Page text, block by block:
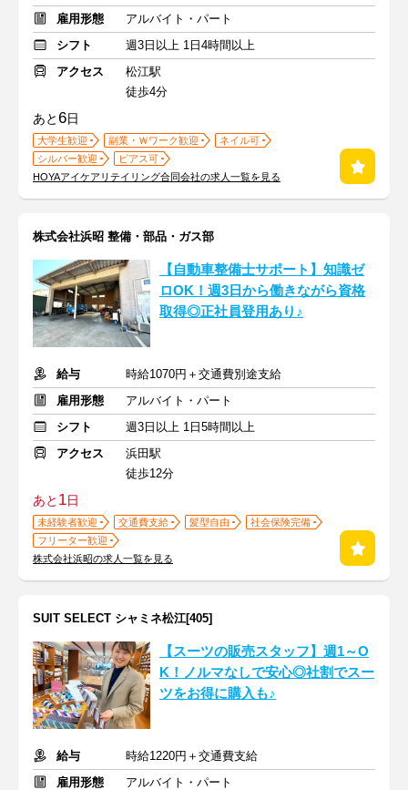
雇用形態
アルバイト・パート
シフト
週3日以上 1日4時間以上
アクセス
松江駅
徒歩4分
あと6日
大学生歓迎 副業・Ｗワーク歓迎
ネイル可
シルバー歓迎
ピアス可
HOYAアイケアリテイリング合同会社の求人一覧を見る
株式会社浜昭 整備・部品・ガス部
【自動車整備士サポート】知識ゼ
ロOK！週3日から働きながら資格
取得◎正社員登用あり♪
給与
時給1070円＋交通費別途支給
雇用形態
アルバイト・パート
シフト
週3日以上 1日5時間以上
アクセス
浜田駅
徒歩12分
あと 1日
未経験者歓迎 交通費支給 髪型自由
社会保険完備
フリーター歓迎
株式会社浜昭の求人一覧を見る
SUIT SELECT シャミネ松江[405]
【スーツの販売スタッフ】週1～O
K！ノルマなしで安心◎社割でスー
ツをお得に購入も♪
給与
時給1220円＋交通費支給
雇用形態
アルバイト・パート